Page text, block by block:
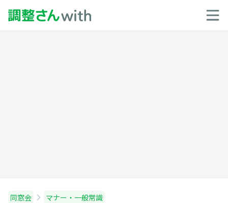
同窓会 マナー・一般常識